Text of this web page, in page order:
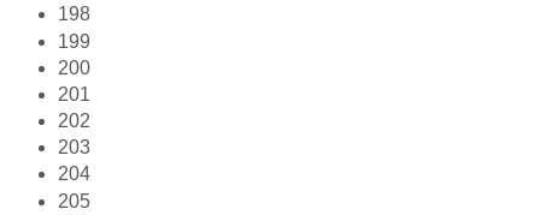
198
199
200
201
202
203
204
205